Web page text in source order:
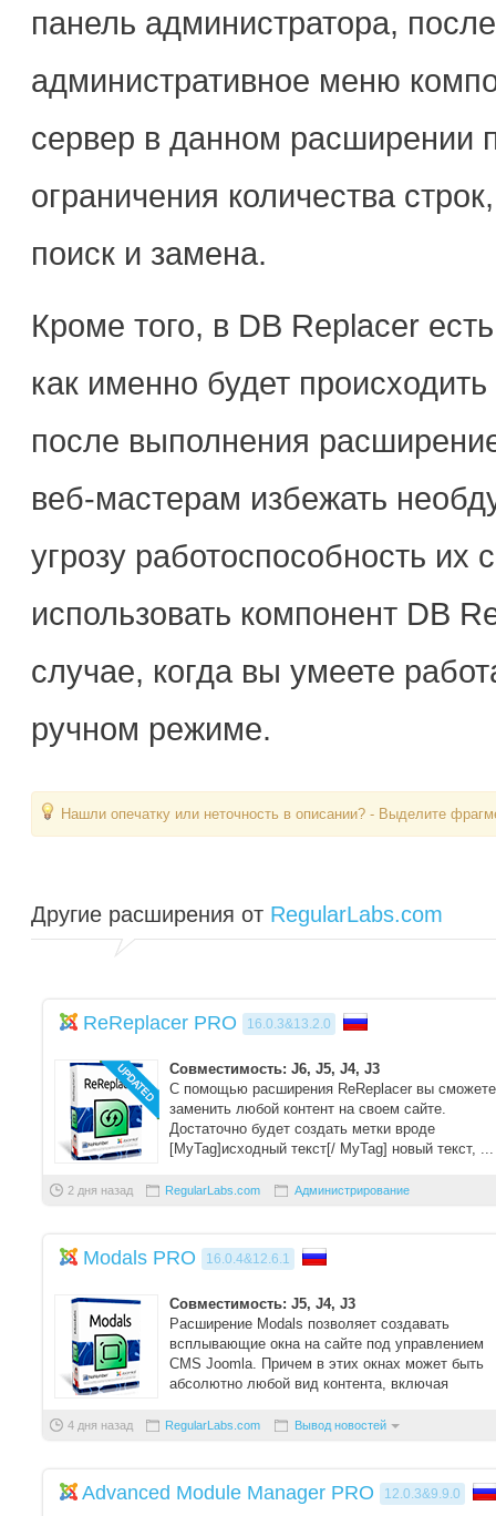
панель администратора,
административное меню
сервер в данном расширении
ограничения количества
поиск и замена.
Кроме того, в DB Replacer
как именно будет
после выполнения
веб-мастерам избежать
угрозу работоспособность
использовать компонент DB
случае, когда вы умеете
ручном режиме.
Нашли опечатку или неточность в описании? - Выделите
Другие расширения от RegularLabs.com
ReReplacer PRO 16.0.3&13.2.0
Совместимость: J6, J5, J4, J3
С помощью расширения ReReplacer вы сможете
заменить любой контент на своем сайте.
Достаточно будет создать метки вроде
[MyTag]исходный текст[/ MyTag] новый текст, ...
2 дня назад RegularLabs.com Администрирование
Modals PRO 16.0.4&12.6.1
Совместимость: J5, J4, J3
Расширение Modals позволяет создавать
всплывающие окна на сайте под управлением
CMS Joomla. Причем в этих окнах может быть
абсолютно любой вид контента, включая
4 дня назад RegularLabs.com Вывод новостей
Advanced Module Manager PRO 12.0.3&9.9.0